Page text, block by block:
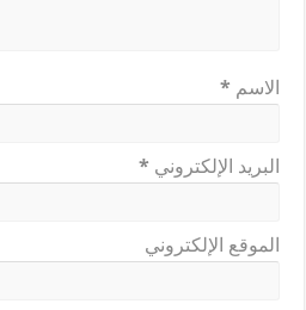
الاسم *
البريد الإلكتروني *
الموقع الإلكتروني